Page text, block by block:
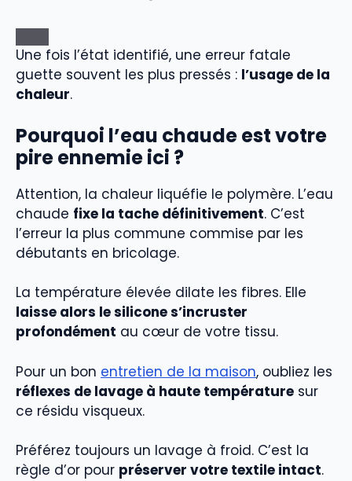
Une fois l’état identifié, une erreur fatale
guette souvent les plus pressés : l’usage de la
chaleur.
Pourquoi l’eau chaude est votre
pire ennemie ici ?
Attention, la chaleur liquéfie le polymère. L’eau
chaude fixe la tache définitivement. C’est
l’erreur la plus commune commise par les
débutants en bricolage.
La température élevée dilate les fibres. Elle
laisse alors le silicone s’incruster
profondément au cœur de votre tissu.
Pour un bon entretien de la maison, oubliez les
réflexes de lavage à haute température sur
ce résidu visqueux.
Préférez toujours un lavage à froid. C’est la
règle d’or pour préserver votre textile intact.